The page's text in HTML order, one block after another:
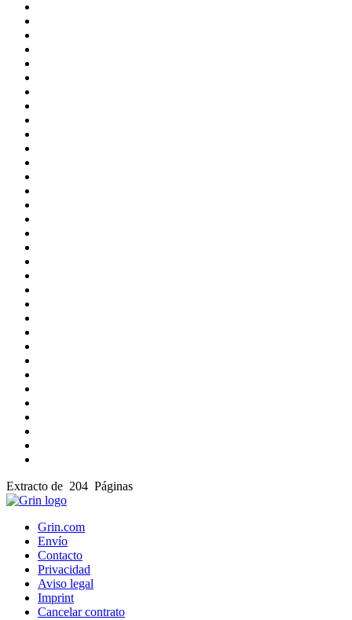
Extracto de 204 Páginas
Grin.com
Envío
Contacto
Privacidad
Aviso legal
Imprint
Cancelar contrato